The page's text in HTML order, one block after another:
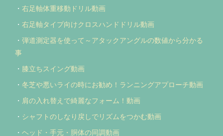
・ 右足軸体重移動ドリル動画
・ 右足軸タイプ向けクロスハンドドリル動画
・ 弾道測定器を使って～アタックアングルの数値から分かる
事
・ 膝立ちスイング動画
・ 冬芝や悪いライの時にお勧め！ランニングアプローチ動画
・ 肩の入れ替えで綺麗なフォーム！動画
・ シャフトのしなり戻しでリズムをつかむ動画
・ ヘッド・手元・胴体の同調動画